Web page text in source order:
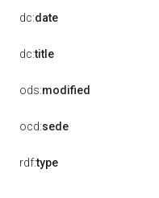
dc:date
dc:title
ods:modified
ocd:sede
rdf:type